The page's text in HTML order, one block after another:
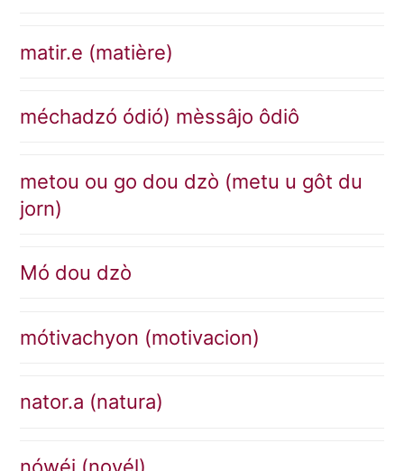
matir.e (matière)
méchadzó ódió) mèssâjo ôdiô
metou ou go dou dzò (metu u gôt du
jorn)
Mó dou dzò
mótivachyon (motivacion)
nator.a (natura)